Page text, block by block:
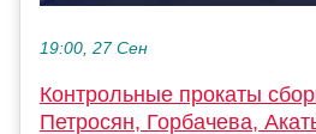
19:00, 27 Сен
Контрольные прокаты
Петросян, Горбачева,